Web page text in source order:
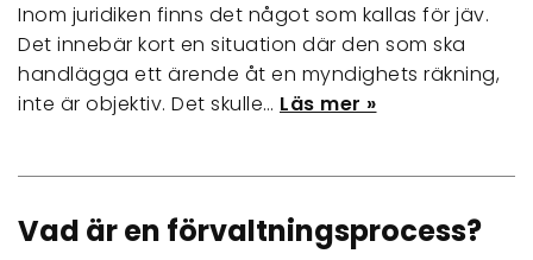
Inom juridiken finns det något som kallas för jäv.
Det innebär kort en situation där den som ska
handlägga ett ärende åt en myndighets räkning,
inte är objektiv. Det skulle… Läs mer »
Vad är en förvaltningsprocess?